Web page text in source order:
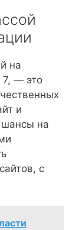
на
7, — это
и
на
с